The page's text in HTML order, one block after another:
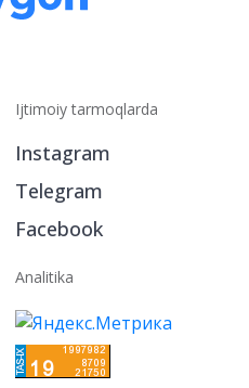
Ijtimoiy tarmoqlarda
Instagram
Telegram
Facebook
Analitika